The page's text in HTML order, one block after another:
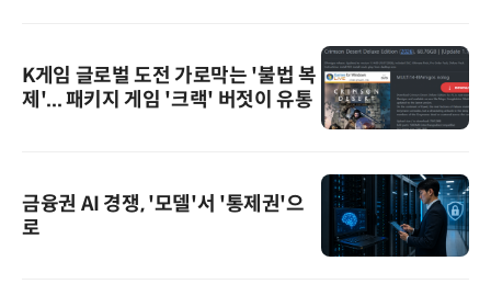
K게임 글로벌 도전 가로막는 '불법 복
제'... 패키지 게임 '크랙' 버젓이 유통
금융권 AI 경쟁, '모델'서 '통제권'으
로